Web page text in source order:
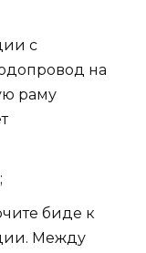
с
на
раму
биде к
Между